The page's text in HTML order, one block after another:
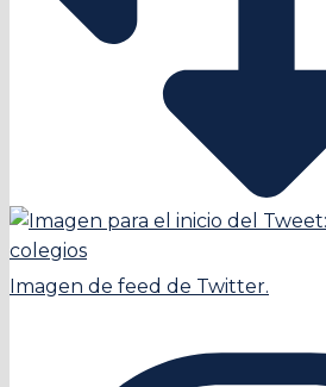
Imagen de feed de Twitter.